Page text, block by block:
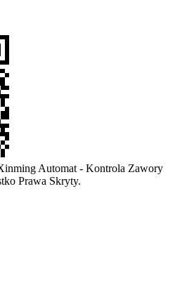
Automat - Kontrola Zawory
Prawa Skryty.